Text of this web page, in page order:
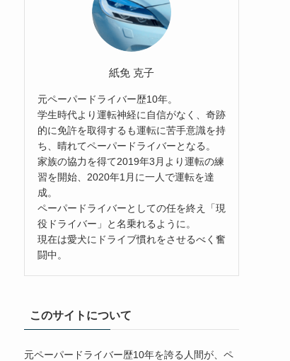
紙免 克子
元ペーパードライバー歴10年。
学生時代より運転神経に自信がなく、奇跡
的に免許を取得するも運転に苦手意識を持
ち、晴れてペーパードライバーとなる。
家族の協力を得て2019年3月より運転の練
習を開始、2020年1月に一人で運転を達
成。
ペーパードライバーとしての任を終え「現
役ドライバー」と名乗れるように。
現在は愛犬にドライブ慣れをさせるべく奮
闘中。
このサイトについて
元ペーパードライバー歴10年を誇る人間が、ペ